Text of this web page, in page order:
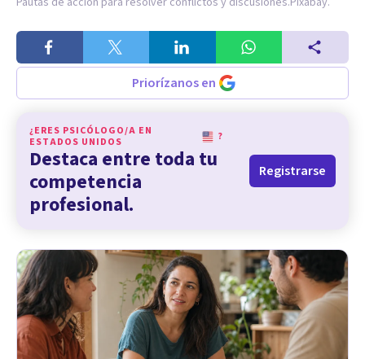
Priorízanos en
¿ERES PSICÓLOGO/A EN
ESTADOS UNIDOS
?
Destaca entre toda tu
competencia
profesional.
Registrarse